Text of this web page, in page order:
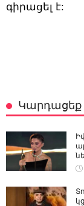
գիրացել է: